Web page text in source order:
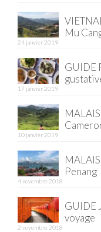
EUROPE
France
La
Poitou
Savoie
Allemagne
Mu
24 janvier 2019
GUIDE
17 janvier 2019
10 janvier 2019
Penang
4 novembre 2018
GUIDE
voyage
2 novembre 2018